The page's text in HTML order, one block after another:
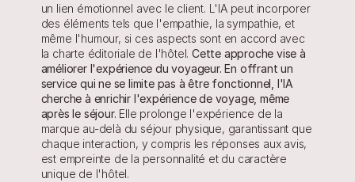
un lien émotionnel avec le client. L'IA peut incorporer
des éléments tels que l'empathie, la sympathie, et
même l'humour, si ces aspects sont en accord avec
la charte éditoriale de l'hôtel. Cette approche vise à
améliorer l'expérience du voyageur. En offrant un
service qui ne se limite pas à être fonctionnel, l'IA
cherche à enrichir l'expérience de voyage, même
après le séjour. Elle prolonge l'expérience de la
marque au-delà du séjour physique, garantissant que
chaque interaction, y compris les réponses aux avis,
est empreinte de la personnalité et du caractère
unique de l'hôtel.